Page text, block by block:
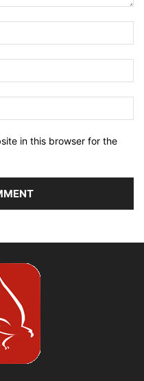
in this browser for the